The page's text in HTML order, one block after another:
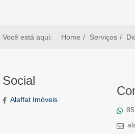
Você está aqui: Home Serviços
Social
Alaffat Imóveis